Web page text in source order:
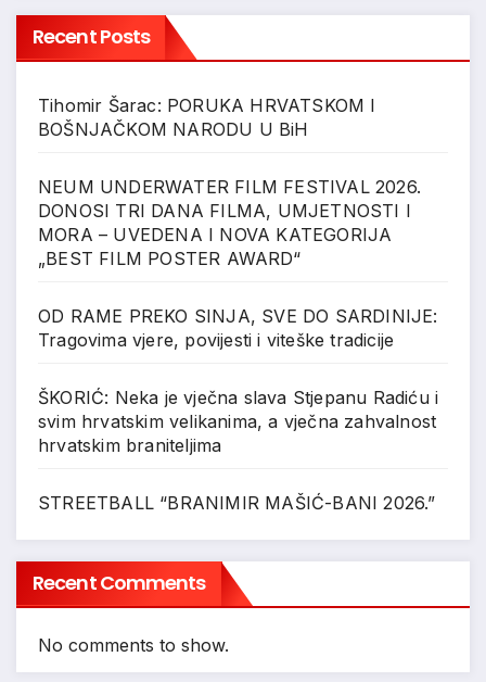
Recent Posts
Tihomir Šarac: PORUKA HRVATSKOM I
BOŠNJAČKOM NARODU U BiH
NEUM UNDERWATER FILM FESTIVAL 2026.
DONOSI TRI DANA FILMA, UMJETNOSTI I
MORA – UVEDENA I NOVA KATEGORIJA
„BEST FILM POSTER AWARD“
OD RAME PREKO SINJA, SVE DO SARDINIJE:
Tragovima vjere, povijesti i viteške tradicije
ŠKORIĆ: Neka je vječna slava Stjepanu Radiću i
svim hrvatskim velikanima, a vječna zahvalnost
hrvatskim braniteljima
STREETBALL “BRANIMIR MAŠIĆ-BANI 2026.”
Recent Comments
No comments to show.